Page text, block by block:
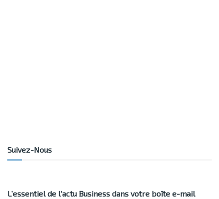
Suivez-Nous
L’essentiel de l’actu Business dans votre boîte e-mail